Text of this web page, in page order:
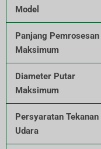
Model
Panjang Pemrosesan
Maksimum
Diameter Putar
Maksimum
Persyaratan Tekanan
Udara